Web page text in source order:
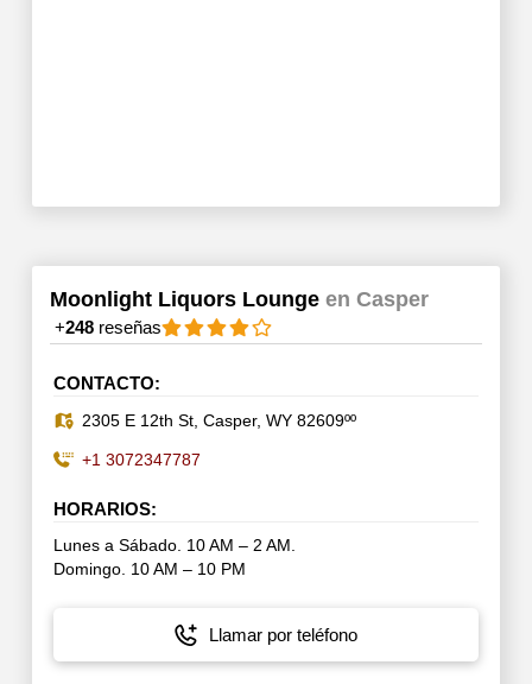
Moonlight Liquors Lounge en Casper
+248reseñas
CONTACTO:
2305 E 12th St, Casper, WY 82609ºº
+1 3072347787
HORARIOS:
Lunes a Sábado. 10 AM – 2 AM.
Domingo. 10 AM – 10 PM
Llamar por teléfono